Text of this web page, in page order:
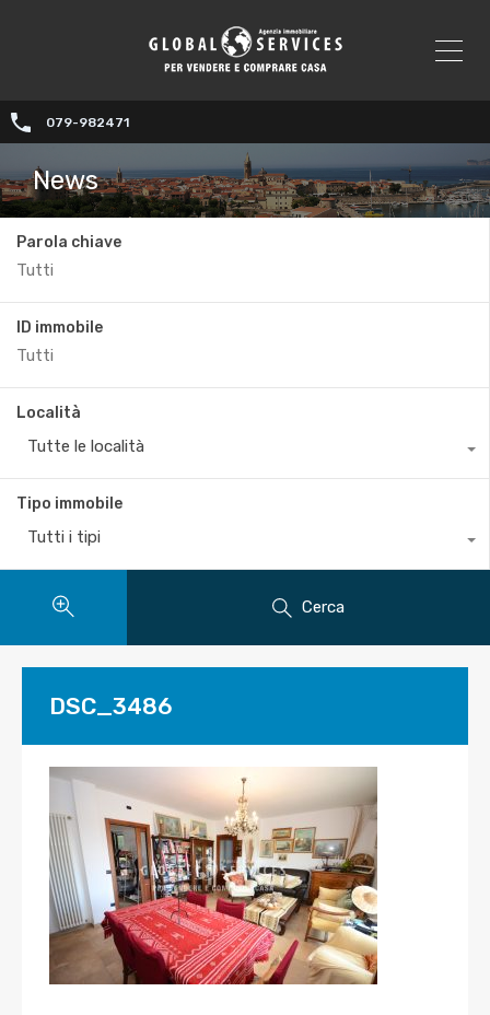
079-982471
News
Parola chiave
ID immobile
Località
Tutte le località
Tipo immobile
Tutti i tipi
Cerca
DSC_3486